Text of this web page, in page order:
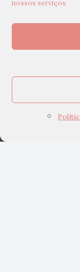
nossos serviços.